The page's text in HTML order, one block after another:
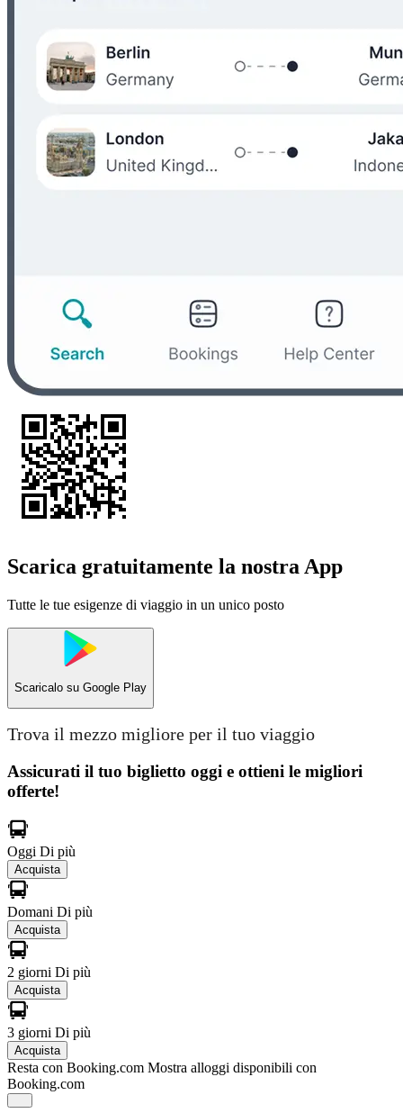
Scarica gratuitamente la nostra App
Tutte le tue esigenze di viaggio in un unico posto
Scaricalo su Google Play
Trova il mezzo migliore per il tuo viaggio
Assicurati il ​​tuo biglietto oggi e ottieni le migliori
offerte!
Oggi Di più
Acquista
Domani Di più
Acquista
2 giorni Di più
Acquista
3 giorni Di più
Acquista
Resta con Booking.com Mostra alloggi disponibili con
Booking.com